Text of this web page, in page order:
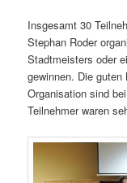
Insgesamt 30
Stephan Roder
Stadtmeisters oder
gewinnen. Die
Organisation sind
Teilnehmer waren